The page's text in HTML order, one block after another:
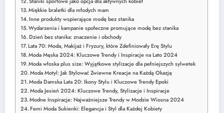
Miękkie braletki dla młodych mam
Inne produkty wspierające modę bez stanika
Wydarzenia i kampanie społeczne promujące modę bez stanika
Dzień bez stanika: znaczenie i obchody
Lata 70: Moda, Makijaż i Fryzury, które Zdefiniowały Erę Stylu
Moda Męska 2024: Kluczowe Trendy i Inspiracje na Lato 2024
Moda włoska plus size: Wyjątkowe stylizacje dla pełniejszych sylwetek
Moda Motyl: Jak Stylować Zwiewne Kreacje na Każdą Okazję
Moda Damska Lata 20: Ikony Stylu i Kluczowe Trendy Epoki
Moda Jesień 2024: Kluczowe Trendy, Stylizacje i Inspiracje
Modne Inspiracje: Najważniejsze Trendy w Modzie Wiosna 2024
Femi Moda Sukienki: Elegancja i Styl dla Każdej Kobiety